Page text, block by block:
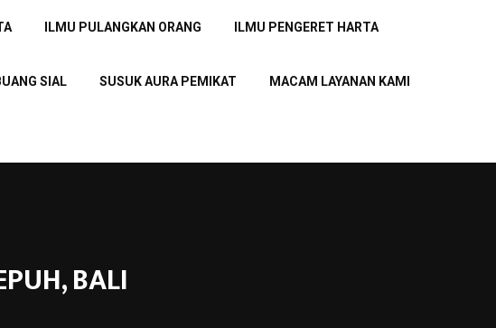
ILMU PULANGKAN ORANG ILMU PENGERET HARTA
SIAL SUSUK AURA PEMIKAT MACAM LAYANAN KAMI
BALI